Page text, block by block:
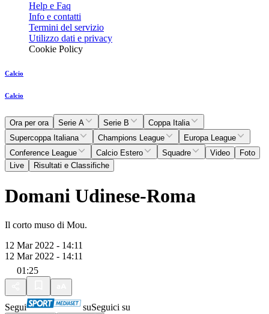
Help e Faq
Info e contatti
Termini del servizio
Utilizzo dati e privacy
Cookie Policy
Calcio
Calcio
Ora per ora Serie A Serie B
Coppa Italia
Supercoppa Italiana
Champions League
Europa League
Conference League
Calcio Estero Squadre Video
Foto
Live
Risultati e Classifiche
Domani Udinese-Roma
Il corto muso di Mou.
12 Mar 2022 - 14:11
12 Mar 2022 - 14:11
01:25
Segui suSeguici su